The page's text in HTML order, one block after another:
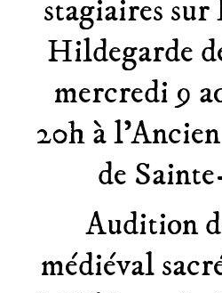
stagiaires sur
Hildegarde
mercredi 9
20h à
de
Audition
médiéval